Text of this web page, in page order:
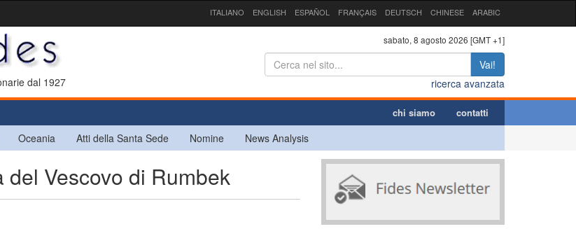
ITALIANO ENGLISH ESPAÑOL FRANÇAIS DEUTSCH CHINESE ARABIC
dal 1927
sabato, 8 agosto 2026 [GMT +1]
Vai!
ricerca avanzata
chi siamo contatti
Oceania Atti della Santa Sede Nomine News Analysis
Vescovo di Rumbek